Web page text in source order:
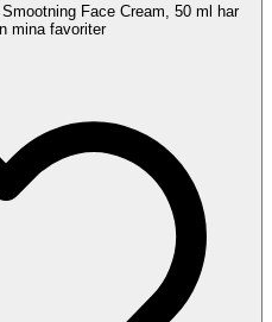
Face Cream, 50 ml har
mina favoriter